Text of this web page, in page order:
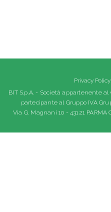
Privacy Policy
BIT S.p.A. - Società appartenente
partecipante al Gruppo IVA
Via G. Magnani 10 - 43121 PARMA